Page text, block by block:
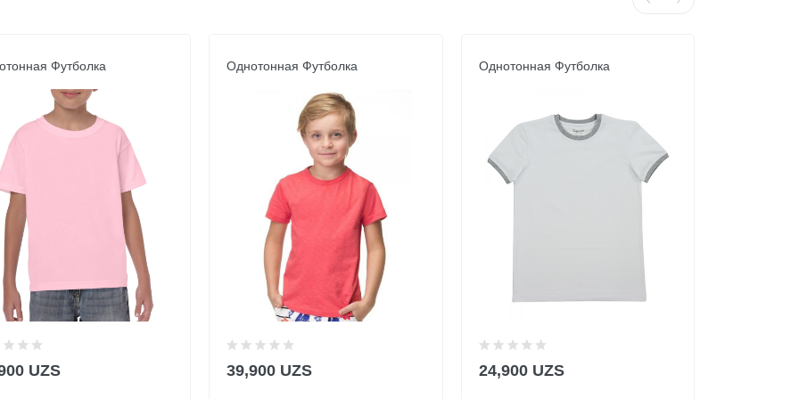
Футболка
UZS
Однотонная Футболка
39,900 UZS
Однотонная Футболка
24,900 UZS